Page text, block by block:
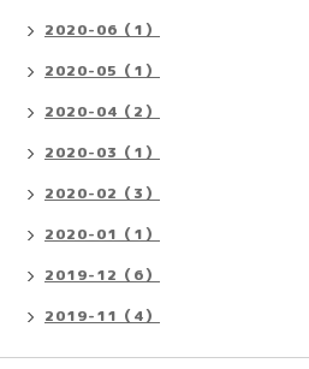
2020-06（1）
2020-05（1）
2020-04（2）
2020-03（1）
2020-02（3）
2020-01（1）
2019-12（6）
2019-11（4）